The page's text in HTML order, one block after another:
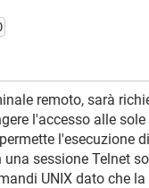
remoto, sarà
l'accesso alle
l'esecuzione
una sessione Telnet
UNIX dato che